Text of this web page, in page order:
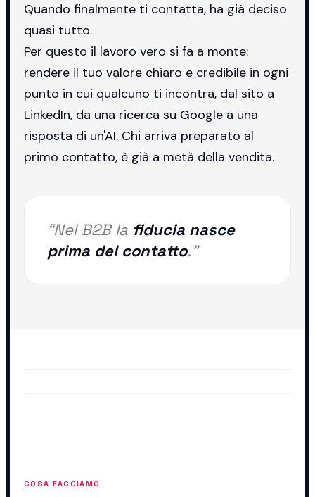
Quando finalmente ti contatta, ha già deciso
quasi tutto.
Per questo il lavoro vero si fa a monte:
rendere il tuo valore chiaro e credibile in ogni
punto in cui qualcuno ti incontra, dal sito a
LinkedIn, da una ricerca su Google a una
risposta di un'AI. Chi arriva preparato al
primo contatto, è già a metà della vendita.
“Nel B2B la fiducia nasce
prima del contatto.”
COSA FACCIAMO